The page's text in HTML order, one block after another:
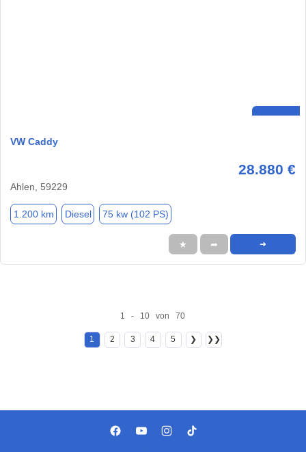
VW Caddy
28.880 €
Ahlen, 59229
1.200 km Diesel 75 kw (102 PS)
★ ➦ ➜
1 - 10 von 70
1 2 3 4 5 ❯ ❯❯